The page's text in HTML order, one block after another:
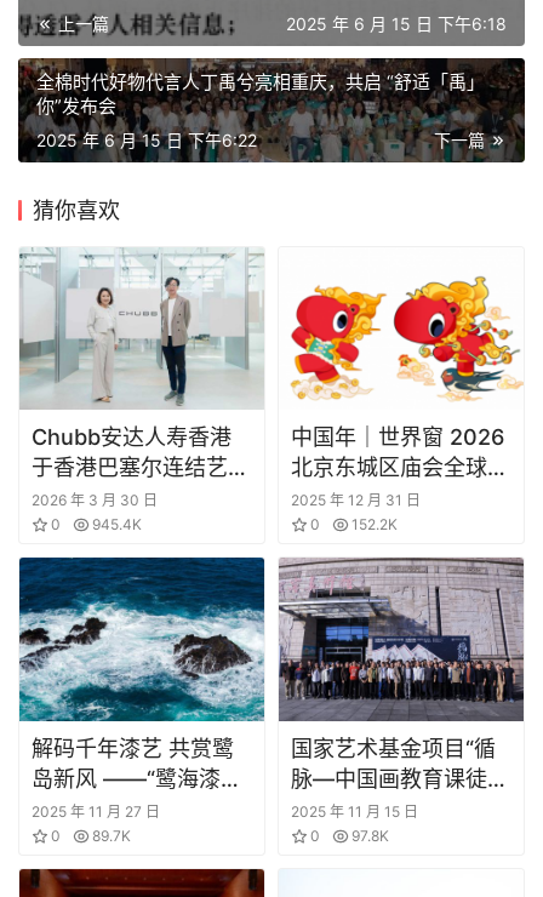
上一篇 2025 年 6 月 15 日 下午6:18
全棉时代好物代言人丁禹兮亮相重庆，共启 “舒适「禹」
你”发布会
下一篇
2025 年 6 月 15 日 下午6:22
猜你喜欢
Chubb安达人寿香港
于香港巴塞尔连结艺
术、财富与传承
2026 年 3 月 30 日
0
945.4K
中国年｜世界窗 2026
北京东城区庙会全球发
布
2025 年 12 月 31 日
0
152.2K
解码千年漆艺 共赏鹭
岛新风 ——“鹭海漆风”
展览专家导览系列活动
圆满举行
2025 年 11 月 27 日
0
89.7K
国家艺术基金项目“循
脉—中国画教育课徒稿
文献展”在福建省龙岩
美术馆启幕
2025 年 11 月 15 日
0
97.8K